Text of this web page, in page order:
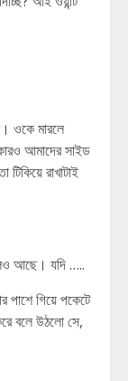
ওকে মারলে
আমাদের সাইড
রাখাটাই
আছে। যদি …..
পাশে গিয়ে পকেটে
বলে উঠলো সে,